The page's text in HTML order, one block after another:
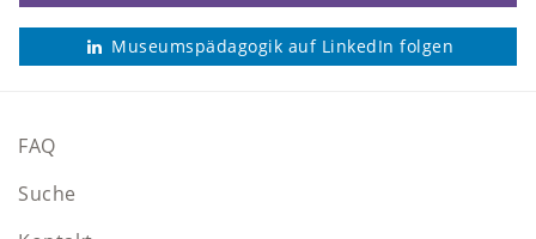
Museumspädagogik auf LinkedIn folgen
FAQ
Suche